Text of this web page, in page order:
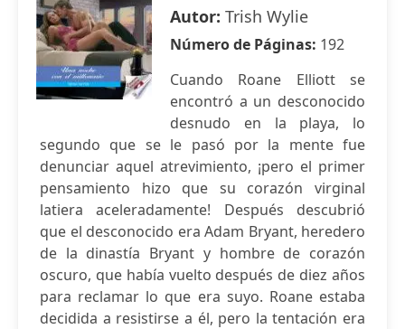
Autor: Trish Wylie
Número de Páginas: 192
Cuando Roane Elliott se
encontró a un desconocido
desnudo en la playa, lo
segundo que se le pasó por la mente fue
denunciar aquel atrevimiento, ¡pero el primer
pensamiento hizo que su corazón virginal
latiera aceleradamente! Después descubrió
que el desconocido era Adam Bryant, heredero
de la dinastía Bryant y hombre de corazón
oscuro, que había vuelto después de diez años
para reclamar lo que era suyo. Roane estaba
decidida a resistirse a él, pero la tentación era